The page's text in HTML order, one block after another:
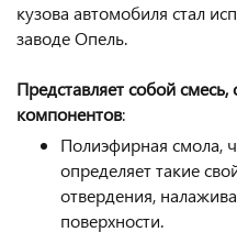
кузова автомобиля стал
заводе Опель.
Представляет собой
компонентов:
Полиэфирная смола,
определяет такие
отвердения,
поверхности.